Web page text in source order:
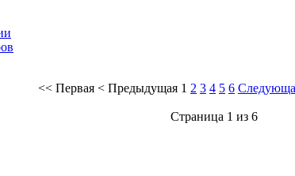
<< Первая < Предыдущая 1 2 3 4 5 6
Страница 1 из 6